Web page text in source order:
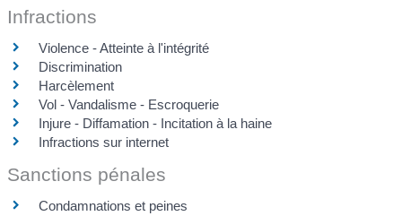
Infractions
Violence - Atteinte à l'intégrité
Discrimination
Harcèlement
Vol - Vandalisme - Escroquerie
Injure - Diffamation - Incitation à la haine
Infractions sur internet
Sanctions pénales
Condamnations et peines